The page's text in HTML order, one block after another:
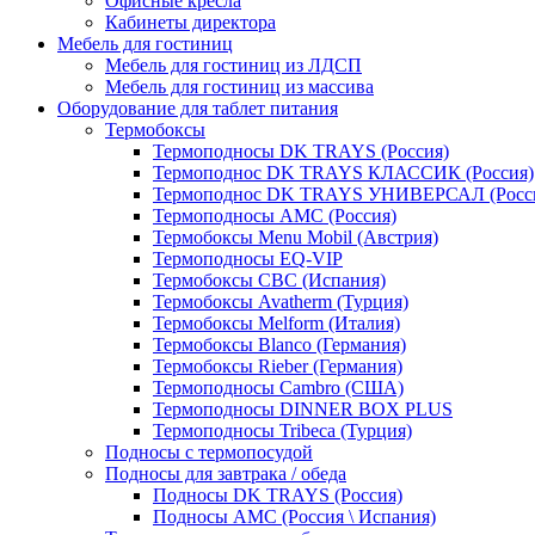
Кабинеты директора
Мебель для гостиниц
Мебель для гостиниц из ЛДСП
Мебель для гостиниц из массива
Оборудование для таблет питания
Термобоксы
Термоподносы DK TRAYS (Россия)
Термоподнос DK TRAYS КЛАССИК (Россия)
Термоподнос DK TRAYS УНИВЕРСАЛ
Термоподносы AMC (Россия)
Термобоксы Menu Mobil (Австрия)
Термоподносы EQ-VIP
Термобоксы CBC (Испания)
Термобоксы Avatherm (Турция)
Термобоксы Melform (Италия)
Термобоксы Blanco (Германия)
Термобоксы Rieber (Германия)
Термоподносы Cambro (США)
Термоподносы DINNER BOX PLUS
Термоподносы Tribeca (Турция)
Подносы с термопосудой
Подносы для завтрака / обеда
Подносы DK TRAYS (Россия)
Подносы AMC (Россия \ Испания)